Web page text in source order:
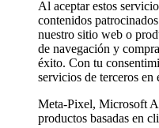
Al aceptar estos
contenidos
nuestro sitio web o
de navegación y
éxito. Con tu
servicios de terceros en
Meta-Pixel, Microsoft
productos basadas en